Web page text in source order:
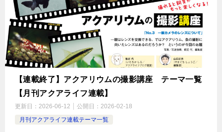
【連載終了】アクアリウムの撮影講座 テーマ一覧
【月刊アクアライフ連載】
更新日： 2026-06-12 公開日： 2026-02-18
月刊アクアライフ連載テーマ一覧